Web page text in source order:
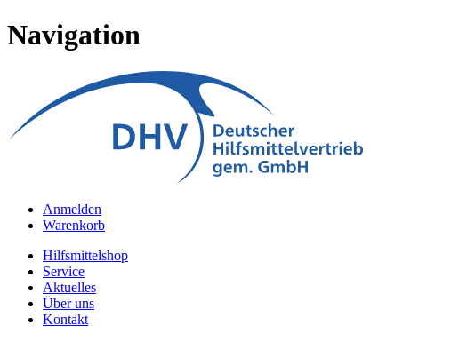
Navigation
Anmelden
Warenkorb
Hilfsmittelshop
Service
Aktuelles
Über uns
Kontakt